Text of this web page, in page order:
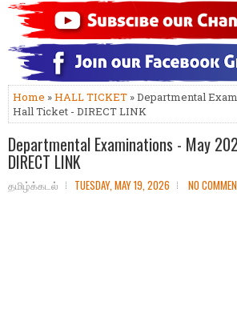
Home »HALL TICKET » Departmental
Hall Ticket - DIRECT LINK
Departmental Examinations - May
DIRECT LINK
தமிழ்க்கடல் TUESDAY, MAY 19, 2026 NO